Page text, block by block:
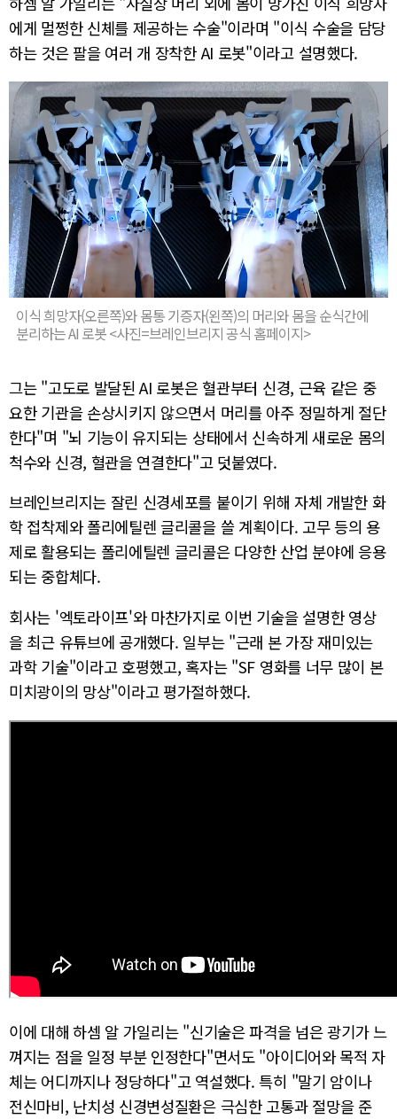
에게 멀쩡한 신체를 제공하는 수술"이라며 "이식 수술을 담당
하는 것은 팔을 여러 개 장착한 AI 로봇"이라고 설명했다.
이식 희망자(오른쪽)와 몸통 기증자(왼쪽)의 머리와 몸을 순식간에
분리하는 AI 로봇 <사진=브레인브리지 공식 홈페이지>
그는 "고도로 발달된 AI 로봇은 혈관부터 신경, 근육 같은 중
요한 기관을 손상시키지 않으면서 머리를 아주 정밀하게 절단
한다"며 "뇌 기능이 유지되는 상태에서 신속하게 새로운 몸의
척수와 신경, 혈관을 연결한다"고 덧붙였다.
브레인브리지는 잘린 신경세포를 붙이기 위해 자체 개발한 화
학 접착제와 폴리에틸렌 글리콜을 쓸 계획이다. 고무 등의 용
제로 활용되는 폴리에틸렌 글리콜은 다양한 산업 분야에 응용
되는 중합체다.
회사는 '엑토라이프'와 마찬가지로 이번 기술을 설명한 영상
을 최근 유튜브에 공개했다. 일부는 "근래 본 가장 재미있는
과학 기술"이라고 호평했고, 혹자는 "SF 영화를 너무 많이 본
미치광이의 망상"이라고 평가절하했다.
이에 대해 하셈 알 가일리는 "신기술은 파격을 넘은 광기가 느
껴지는 점을 일정 부분 인정한다"면서도 "아이디어와 목적 자
체는 어디까지나 정당하다"고 역설했다. 특히 "말기 암이나
전신마비, 난치성 신경변성질환은 극심한 고통과 절망을 준